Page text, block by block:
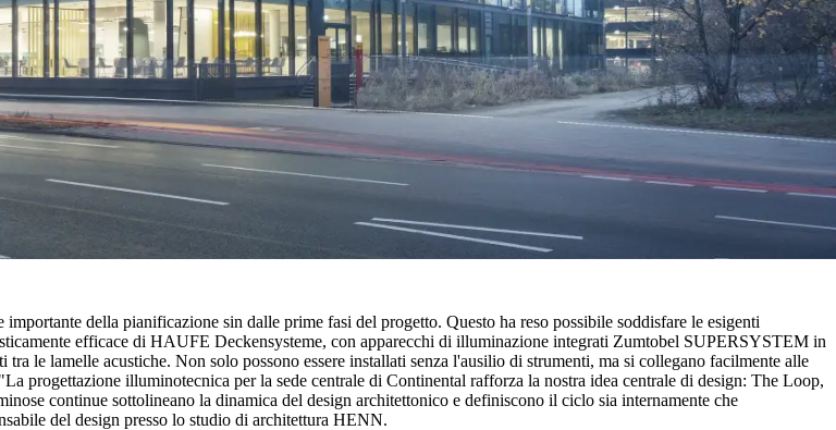
della pianificazione sin dalle prime fasi del progetto. Questo ha reso possibile soddisfare le esigenti
efficace di HAUFE Deckensysteme, con apparecchi di illuminazione integrati Zumtobel SUPERSYSTEM in
le lamelle acustiche. Non solo possono essere installati senza l'ausilio di strumenti, ma si collegano facilmente alle
progettazione illuminotecnica per la sede centrale di Continental rafforza la nostra idea centrale di design: The Loop,
continue sottolineano la dinamica del design architettonico e definiscono il ciclo sia internamente che
del design presso lo studio di architettura HENN.